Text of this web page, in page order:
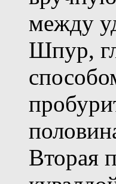
между
Шпур,
Вторая